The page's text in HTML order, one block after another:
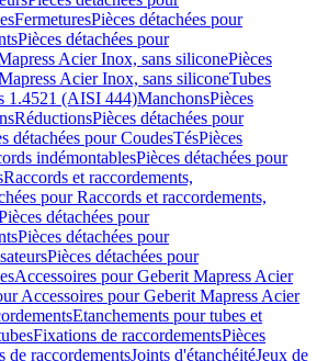
FermeturesPièces détachées pour
Pièces détachées pour
Acier Inox, sans siliconePièces
Acier Inox, sans siliconeTubes
1.4521 (AISI 444)ManchonsPièces
RéductionsPièces détachées pour
détachées pour CoudesTésPièces
indémontablesPièces détachées pour
Raccords et raccordements,
pour Raccords et raccordements,
détachées pour
Pièces détachées pour
Pièces détachées pour
Accessoires pour Geberit Mapress Acier
Accessoires pour Geberit Mapress Acier
Etanchements pour tubes et
Fixations de raccordementsPièces
de raccordementsJoints d'étanchéitéJeux de